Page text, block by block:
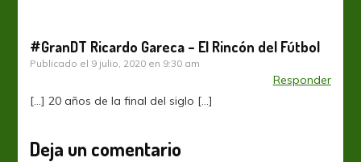
#GranDT Ricardo Gareca – El Rincón del Fútbol
Publicado el 9 julio, 2020 en 9:30 am
Responder
[…] 20 años de la final del siglo […]
Deja un comentario